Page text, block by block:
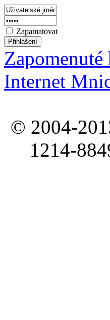
Zapamatovat
Zapomenuté
Internet
© 2004-
1214-